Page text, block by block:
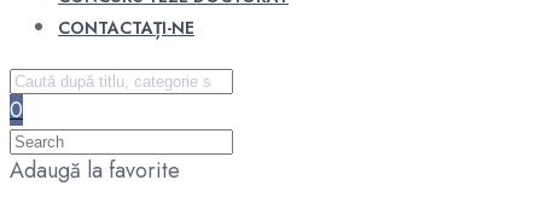
CONTACTAȚI-NE
0
Adaugă la favorite